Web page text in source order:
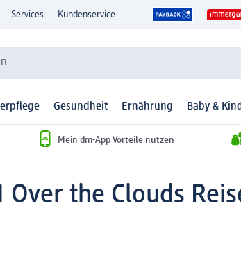
Services Kundenservice
Gesundheit Ernährung Baby &
Mein dm-App Vorteile nutzen
the Clouds